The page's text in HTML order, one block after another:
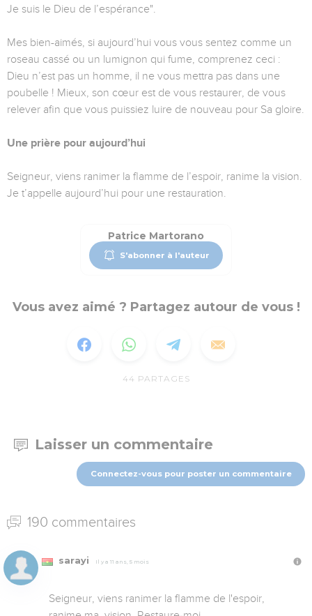
Je suis le Dieu de l’espérance".
Mes bien-aimés, si aujourd’hui vous vous sentez comme un
roseau cassé ou un lumignon qui fume, comprenez ceci :
Dieu n’est pas un homme, il ne vous mettra pas dans une
poubelle ! Mieux, son cœur est de vous restaurer, de vous
relever afin que vous puissiez luire de nouveau pour Sa gloire.
Une prière pour aujourd’hui
Seigneur, viens ranimer la flamme de l’espoir, ranime la vision.
Je t’appelle aujourd’hui pour une restauration.
Patrice Martorano
S'abonner à l'auteur
Vous avez aimé ? Partagez autour de vous !
44 PARTAGES
Laisser un commentaire
Connectez-vous pour poster un commentaire
190 commentaires
sarayi Il y a 11 ans, 5 mois
Seigneur, viens ranimer la flamme de l'espoir,